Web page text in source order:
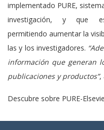
implementado PURE,
investigación, y que
permitiendo aumentar la
las y los investigadores.
información que generan
publicaciones y productos”,
Descubre sobre PURE-